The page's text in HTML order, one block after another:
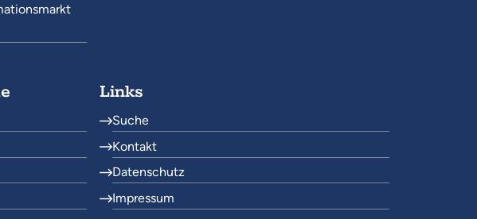
Links
Suche
Kontakt
Datenschutz
Impressum